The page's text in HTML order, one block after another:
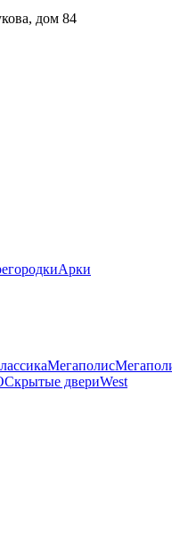
дом 84
Арки
Мегаполис
Скрытые двериWest